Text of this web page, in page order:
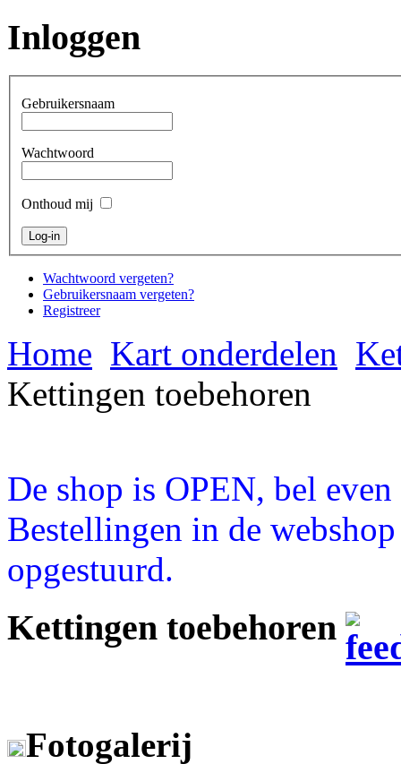
Inloggen
Gebruikersnaam
Wachtwoord
Onthoud mij
Wachtwoord vergeten?
Gebruikersnaam vergeten?
Registreer
Home Kart onderdelen
Kettingen toebehoren
De shop is OPEN, bel
Bestellingen in de
opgestuurd.
Kettingen toebehoren
Fotogalerij